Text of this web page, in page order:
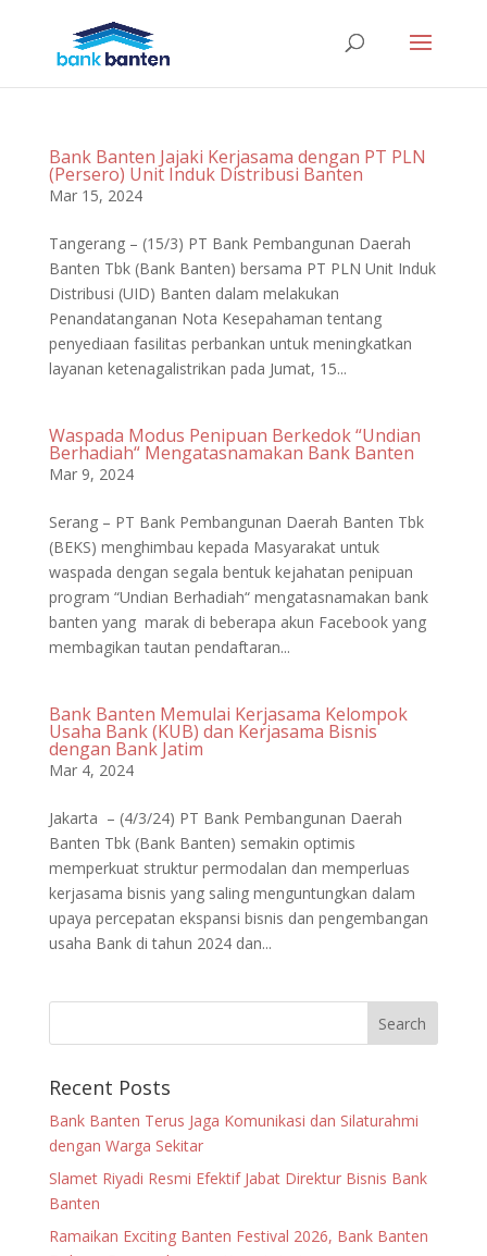
Bank Banten Jajaki Kerjasama dengan PT PLN
(Persero) Unit Induk Distribusi Banten
Mar 15, 2024
Tangerang – (15/3) PT Bank Pembangunan Daerah
Banten Tbk (Bank Banten) bersama PT PLN Unit Induk
Distribusi (UID) Banten dalam melakukan
Penandatanganan Nota Kesepahaman tentang
penyediaan fasilitas perbankan untuk meningkatkan
layanan ketenagalistrikan pada Jumat, 15...
Waspada Modus Penipuan Berkedok “Undian
Berhadiah“ Mengatasnamakan Bank Banten
Mar 9, 2024
Serang – PT Bank Pembangunan Daerah Banten Tbk
(BEKS) menghimbau kepada Masyarakat untuk
waspada dengan segala bentuk kejahatan penipuan
program “Undian Berhadiah“ mengatasnamakan bank
banten yang marak di beberapa akun Facebook yang
membagikan tautan pendaftaran...
Bank Banten Memulai Kerjasama Kelompok
Usaha Bank (KUB) dan Kerjasama Bisnis
dengan Bank Jatim
Mar 4, 2024
Jakarta – (4/3/24) PT Bank Pembangunan Daerah
Banten Tbk (Bank Banten) semakin optimis
memperkuat struktur permodalan dan memperluas
kerjasama bisnis yang saling menguntungkan dalam
upaya percepatan ekspansi bisnis dan pengembangan
usaha Bank di tahun 2024 dan...
Recent Posts
Bank Banten Terus Jaga Komunikasi dan Silaturahmi
dengan Warga Sekitar
Slamet Riyadi Resmi Efektif Jabat Direktur Bisnis Bank
Banten
Ramaikan Exciting Banten Festival 2026, Bank Banten